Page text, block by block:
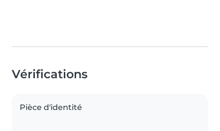
Vérifications
Pièce d'identité